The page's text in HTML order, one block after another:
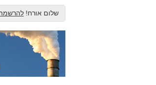
שלום אורח!